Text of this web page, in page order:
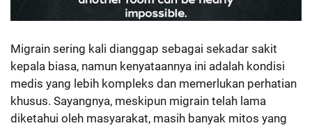
Migrain sering kali dianggap sebagai sekadar sakit
kepala biasa, namun kenyataannya ini adalah kondisi
medis yang lebih kompleks dan memerlukan perhatian
khusus. Sayangnya, meskipun migrain telah lama
diketahui oleh masyarakat, masih banyak mitos yang